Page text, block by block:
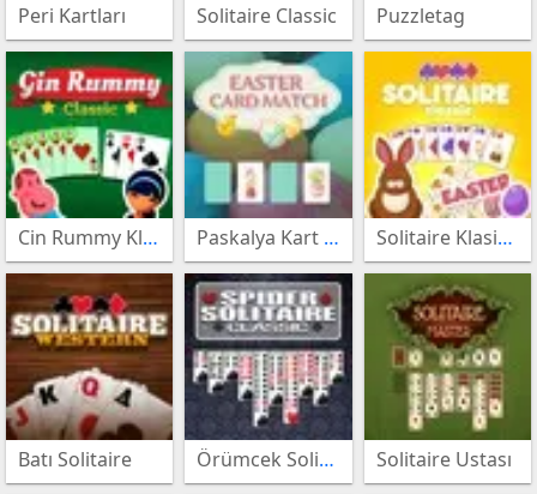
oyunları
Bebek
Bakıcısı
oyunları
Masa
Tenisi
oyunları
Spor
oyunları
Satranç
oyunları
Makyaj
oyunları
Giydirme
oyunları
Motor
Peri Kartları Solitaire Classic Puzzletag
Cin Rummy Klasik Paskalya Kart Eşleşmesi Solitaire Klasik Paskalya
Batı Solitaire Örümcek Solitaire Klasik Solitaire Ustası